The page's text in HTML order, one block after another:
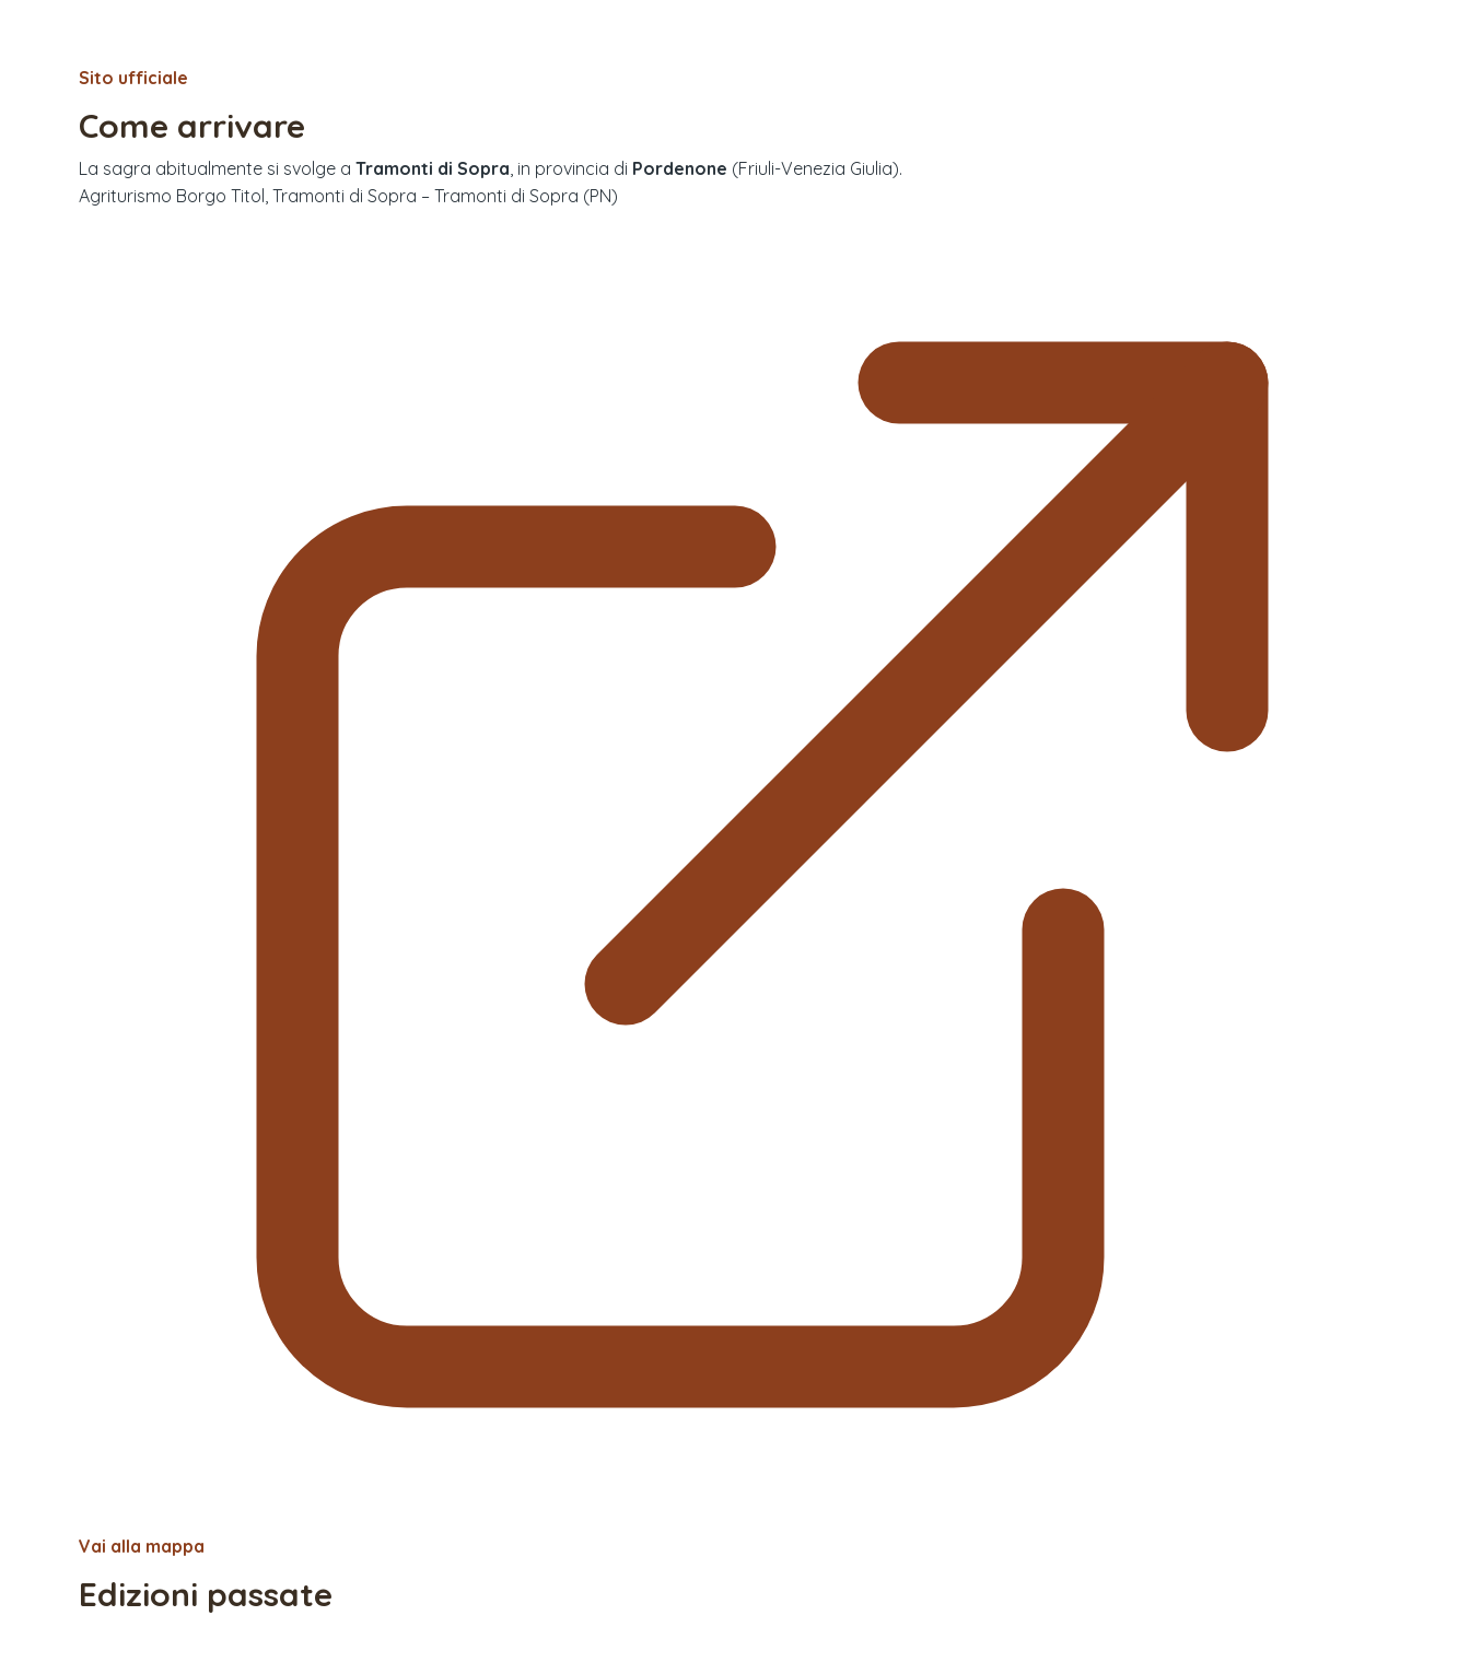
Sito ufficiale
Come arrivare
La sagra abitualmente si svolge a Tramonti di Sopra , in provincia di Pordenone (Friuli-Venezia Giulia).
Agriturismo Borgo Titol, Tramonti di Sopra – Tramonti di Sopra (PN)
Vai alla mappa
Edizioni passate